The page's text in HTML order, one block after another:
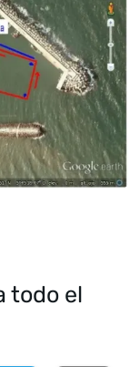
todo el